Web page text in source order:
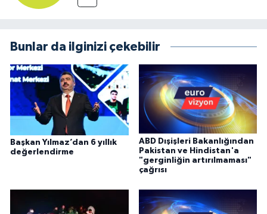
Bunlar da ilginizi çekebilir
Başkan Yılmaz’dan 6 yıllık
değerlendirme
ABD Dışişleri Bakanlığından
Pakistan ve Hindistan'a
"gerginliğin artırılmaması"
çağrısı